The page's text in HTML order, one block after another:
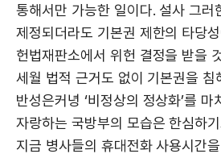
통해서만 가능한 일이다. 설사 그러
제정되더라도 기본권 제한의 타당
헌법재판소에서 위헌 결정을 받을
세월 법적 근거도 없이 기본권을 침
반성은커녕 ‘비정상의 정상화’를
자랑하는 국방부의 모습은 한심하
지금 병사들의 휴대전화 사용시간